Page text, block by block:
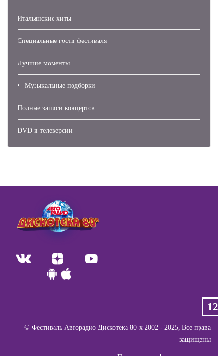
Итальянские хиты
Специальные гости фестиваля
Лучшие моменты
Музыкальные подборки
Полные записи концертов
DVD и телеверсии
©️ Фестиваль Авторадио Дискотека 80-х 2002 - 2025, Все права
защищены